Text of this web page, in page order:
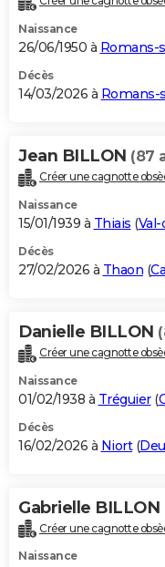
Naissance
26/06/1950 à Romans-
Décès
14/03/2026 à Romans-
Jean BILLON (87
Créer une cagnotte
Naissance
15/01/1939 à Thiais (
Décès
27/02/2026 à Thaon (
Danielle BILLON
Créer une cagnotte
Naissance
01/02/1938 à Tréguier(
Décès
16/02/2026 à Niort(
Gabrielle BILLON
Créer une cagnotte
Naissance